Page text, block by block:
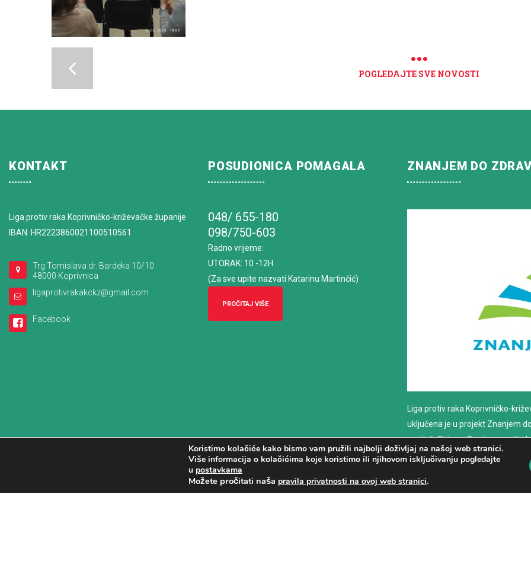
POGLEDAJTE SVE NOVOSTI
Koristimo kolačiće kako bismo vam pružili najbolji doživljaj na našoj web stranici.
Više informacija o kolačićima koje koristimo ili njihovom isključivanju pogledajte
u postavkama
Možete pročitati naša pravila privatnosti na ovoj web stranici.
KONTAKT
Liga protiv raka Koprivničko-križevačke županije
IBAN: HR2223860021100510561
Trg Tomislava dr. Bardeka 10/10
48000 Koprivnica
ligaprotivrakakckz@gmail.com
Facebook
POSUDIONICA POMAGALA
048/ 655-180
098/750-603
Radno vrijeme:
UTORAK: 10 -12H
(Za sve upite nazvati Katarinu Martinčić)
PROČITAJ VIŠE
ZNANJEM DO
Liga protiv raka Koprivničko-
uključena je u projekt Znanjem
nositelj: Sirius – Centar za
savjetovanje
PROČITAJ VIŠE